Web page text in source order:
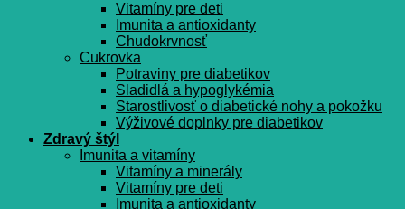
Vitamíny pre deti
Imunita a antioxidanty
Chudokrvnosť
Cukrovka
Potraviny pre diabetikov
Sladidlá a hypoglykémia
Starostlivosť o diabetické nohy a pokožku
Výživové doplnky pre diabetikov
Zdravý štýl
Imunita a vitamíny
Vitamíny a minerály
Vitamíny pre deti
Imunita a antioxidanty